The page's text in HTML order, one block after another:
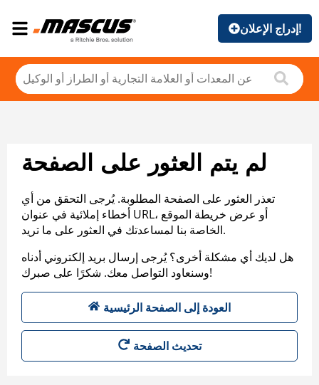
إدراج الإعلان!
لم يتم العثور على الصفحة
تعذر العثور على الصفحة المطلوبة. يُرجى التحقق من أي
أخطاء إملائية في عنوان URL، أو عرض خريطة الموقع
الخاصة بنا لمساعدتك في العثور على ما تريد.
هل لديك أي مشكلة أخرى؟ يُرجى إرسال بريد إلكتروني أدناه
وسنعاود التواصل معك. شكرًا على صبرك!
العودة إلى الصفحة الرئيسية
تحديث الصفحة